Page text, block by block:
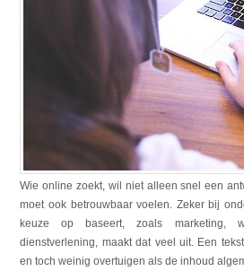
Wie online zoekt, wil niet alleen snel een
moet ook betrouwbaar voelen. Zeker bij
keuze op baseert, zoals marketing,
dienstverlening, maakt dat veel uit. Een
en toch weinig overtuigen als de inhoud